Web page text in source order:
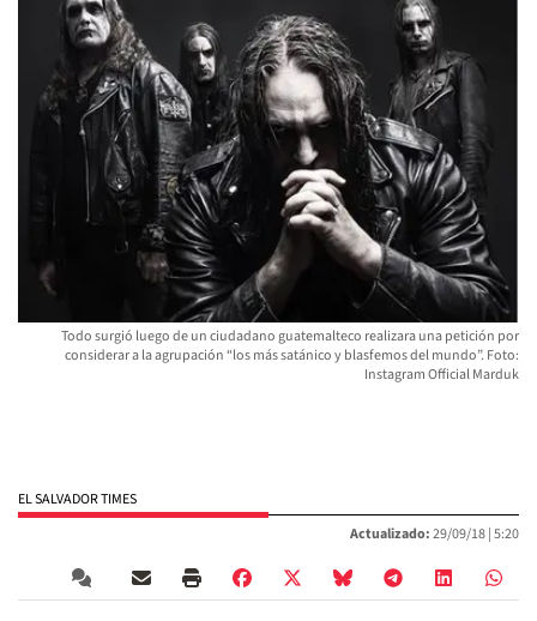
Todo surgió luego de un ciudadano guatemalteco realizara una petición por
considerar a la agrupación “los más satánico y blasfemos del mundo”. Foto:
Instagram Official Marduk
EL SALVADOR TIMES
Actualizado:29/09/18 |5:20